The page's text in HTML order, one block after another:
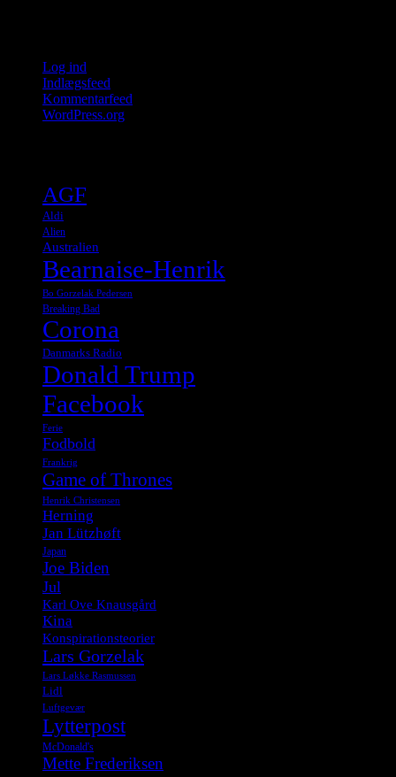
Log ind
Indlægsfeed
Kommentarfeed
WordPress.org
AGF
Aldi
Alien
Australien
Bearnaise-Henrik
Bo Gorzelak Pedersen
Breaking Bad
Corona
Danmarks Radio
Donald Trump
Facebook
Ferie
Fodbold
Frankrig
Game of Thrones
Henrik Christensen
Herning
Jan Lützhøft
Japan
Joe Biden
Jul
Karl Ove Knausgård
Kina
Konspirationsteorier
Lars Gorzelak
Lars Løkke Rasmussen
Lidl
Luftgevær
Lytterpost
McDonald's
Mette Frederiksen